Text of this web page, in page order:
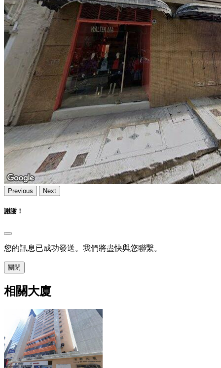
Previous Next
謝謝！
您的訊息已成功發送。我們將盡快與您聯繫。
關閉
相關大廈